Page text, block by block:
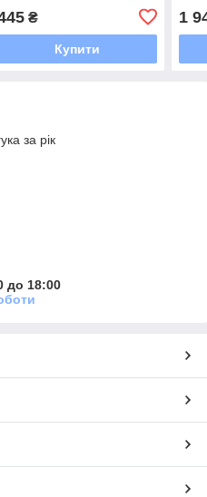
₴
Купити
1
за рік
до 18:00